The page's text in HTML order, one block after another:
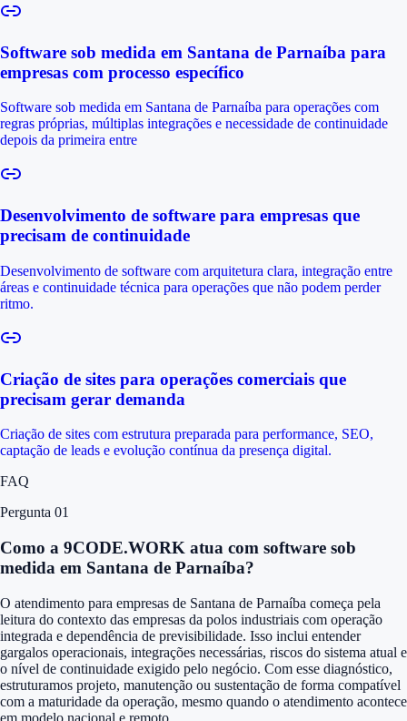
Software sob medida em Santana de Parnaíba para
empresas com processo específico
Software sob medida em Santana de Parnaíba para operações com
regras próprias, múltiplas integrações e necessidade de continuidade
depois da primeira entre
Desenvolvimento de software para empresas que
precisam de continuidade
Desenvolvimento de software com arquitetura clara, integração entre
áreas e continuidade técnica para operações que não podem perder
ritmo.
Criação de sites para operações comerciais que
precisam gerar demanda
Criação de sites com estrutura preparada para performance, SEO,
captação de leads e evolução contínua da presença digital.
FAQ
Pergunta 01
Como a 9CODE.WORK atua com software sob
medida em Santana de Parnaíba?
O atendimento para empresas de Santana de Parnaíba começa pela
leitura do contexto das empresas da polos industriais com operação
integrada e dependência de previsibilidade. Isso inclui entender
gargalos operacionais, integrações necessárias, riscos do sistema atual e
o nível de continuidade exigido pelo negócio. Com esse diagnóstico,
estruturamos projeto, manutenção ou sustentação de forma compatível
com a maturidade da operação, mesmo quando o atendimento acontece
em modelo nacional e remoto.